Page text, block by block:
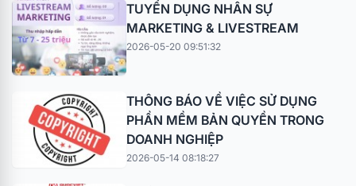
TUYỂN DỤNG NHÂN SỰ
MARKETING & LIVESTREAM
2026-05-20 09:51:32
THÔNG BÁO VỀ VIỆC SỬ DỤNG
PHẦN MỀM BẢN QUYỀN TRONG
DOANH NGHIỆP
2026-05-14 08:18:27